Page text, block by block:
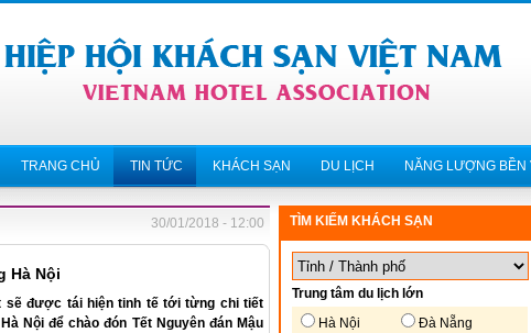
TRANG CHỦ TIN TỨC KHÁCH SẠN DU LỊCH NĂNG LƯỢNG BỀN
30/01/2018 - 12:00
Hà Nội
sẽ được tái hiện tinh tế tới từng chi tiết
Nội để chào đón Tết Nguyên đán Mậu
TÌM KIẾM KHÁCH SẠN
Trung tâm du lịch lớn
Hà Nội
Đà Nẵng